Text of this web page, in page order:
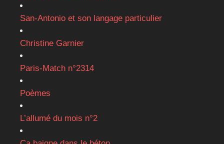
San-Antonio et son langage particulier
Christine Garnier
Paris-Match n°2314
Poèmes
L’allumé du mois n°2